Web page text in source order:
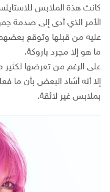
كانت هذة الملابس
الأمر الذي أدى إلى صدمة
عليه من قبلها وتوقع
ما هو إلا مجرد باروكة.
على الرغم من تعرضها لكثير
إلا أنه أشاد البعض بأن ما
بملابس غير لائقة.